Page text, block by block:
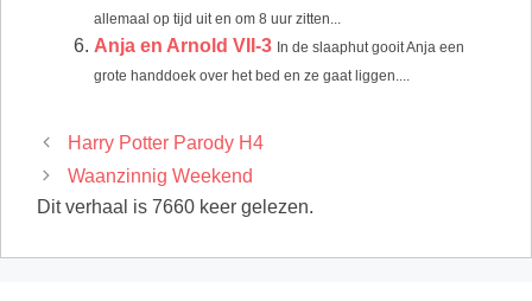
allemaal op tijd uit en om 8 uur zitten...
Anja en Arnold VII-3 In de slaaphut gooit Anja een
grote handdoek over het bed en ze gaat liggen....
Harry Potter Parody H4
Waanzinnig Weekend
Dit verhaal is 7660 keer gelezen.